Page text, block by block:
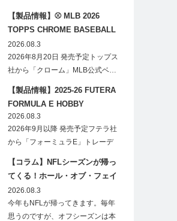
【製品情報】⚾ MLB 2026
TOPPS CHROME BASEBALL
LOGOFRACTOR
2026.08.3
2026年8月20日 発売予定トップス
社から「クローム」MLB公式ベ…
【製品情報】2025-26 FUTERA
FORMULA E HOBBY
2026.08.3
2026年9月以降 発売予定フテラ社
から「フォーミュラE」トレーデ
【コラム】NFLシーズンが帰っ
てくる！ホール・オブ・フェイ
ムゲームで注目したい7選手
2026.08.3
今年もNFLが帰ってきます。毎年
思うのですが、オフシーズンは本